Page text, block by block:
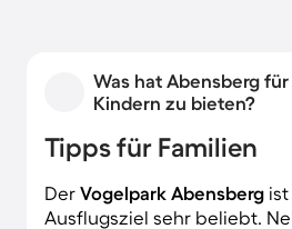
Was hat Abensberg
Kindern zu bieten?
Tipps für Familien
Der Vogelpark Abensberg
Ausflugsziel sehr beliebt.